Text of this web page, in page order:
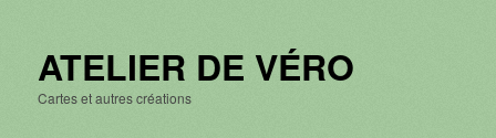
ATELIER DE VÉRO
Cartes et autres créations